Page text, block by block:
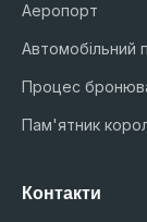
Аеропорт
Автомобільний
Процес
Пам'ятник
Контакти